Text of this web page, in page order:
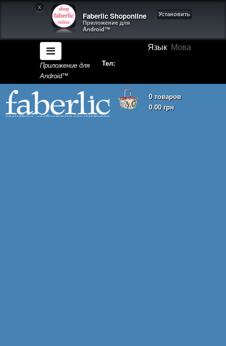
X
Faberlic Shoponline
Приложение для
Android™
Установить
Язык Мова
Приложение для
Android™
Тел:
0 товаров
0.00 грн
Корзина покупок пуста!